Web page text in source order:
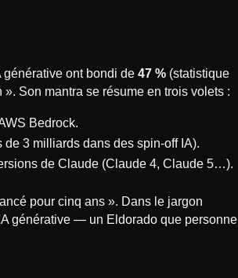
générative ont bondi de 47 % (statistique
Son mantra se résume en trois volets :
Bedrock.
3 milliards dans des spin-off IA).
de Claude (Claude 4, Claude 5…).
pour cinq ans ». Dans le jargon
générative — un Eldorado que personne